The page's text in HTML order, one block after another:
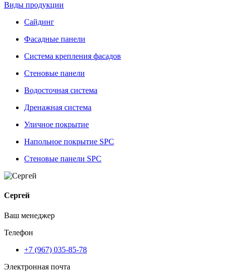
Виды продукции
Сайдинг
Фасадные панели
Система крепления фасадов
Стеновые панели
Водосточная система
Дренажная система
Уличное покрытие
Напольное покрытие SPC
Стеновые панели SPC
Сергей
Ваш менеджер
Телефон
+7 (967) 035-85-78
Электронная почта